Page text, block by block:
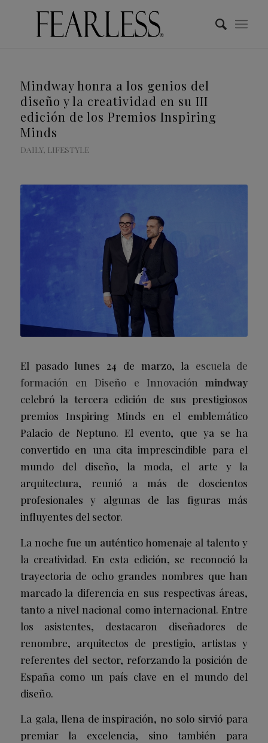
Mindway honra a los genios del
diseño y la creatividad en su III
edición de los Premios Inspiring
Minds
DAILY, LIFESTYLE
El pasado lunes 24 de marzo, la escuela de
formación en Diseño e Innovaciónmindway
celebró la tercera edición de sus prestigiosos
premios Inspiring Minds en el emblemático
Palacio de Neptuno. El evento, que ya se ha
convertido en una cita imprescindible para el
mundo del diseño, la moda, el arte y la
arquitectura, reunió a más de doscientos
profesionales y algunas de las figuras más
influyentes del sector.
La noche fue un auténtico homenaje al talento y
la creatividad. En esta edición, se reconoció la
trayectoria de ocho grandes nombres que han
marcado la diferencia en sus respectivas áreas,
tanto a nivel nacional como internacional. Entre
los asistentes, destacaron diseñadores de
renombre, arquitectos de prestigio, artistas y
referentes del sector, reforzando la posición de
España como un país clave en el mundo del
diseño.
La gala, llena de inspiración, no solo sirvió para
premiar la excelencia, sino también para